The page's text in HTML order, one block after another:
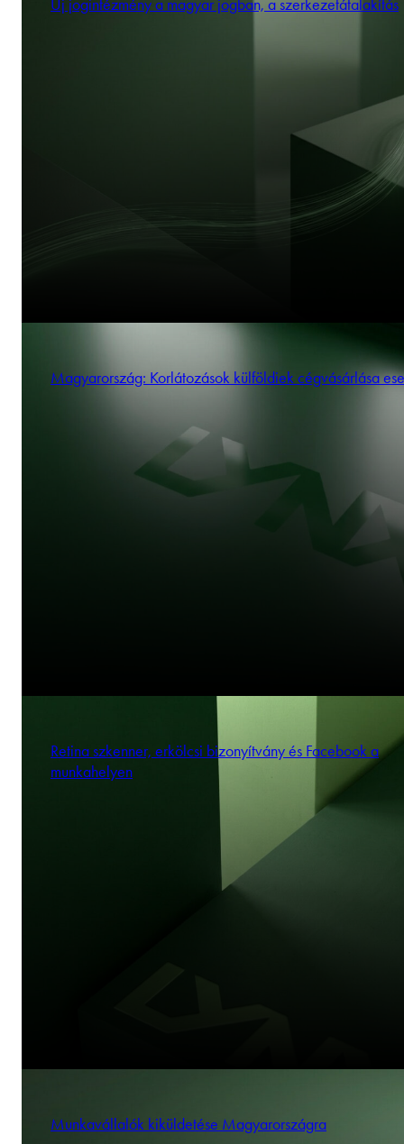
Új jogintézmény a magyar jogban, a szerkezetátalakítás
Magyarország: Korlátozások külföldiek cégvásárlása
Retina szkenner, erkölcsi bizonyítvány és Facebook a
munkahelyen
Munkavállalók kiküldetése Magyarországra